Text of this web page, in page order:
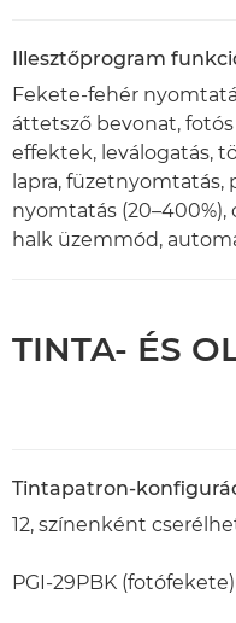
Illesztőprogram
Fekete-fehér
áttetsző bevonat,
effektek, leválogatás,
lapra,
nyomtatás
halk üzemmód,
TINTA- ÉS
Tintapatron-
12, színenként
PGI-29PBK (fotófekete)